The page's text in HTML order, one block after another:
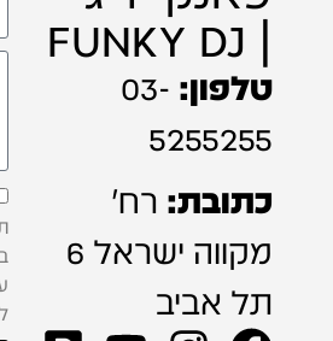
| FUNKY DJ
טלפון: 03-
5255255
כתובת: רח'
מקווה ישראל 6
תל אביב